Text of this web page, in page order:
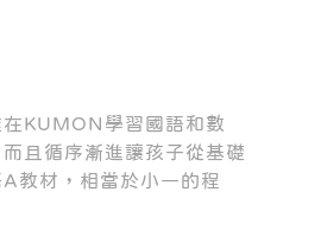
KUMON學習國語和數
且循序漸進讓孩子從基礎
教材，相當於小一的程